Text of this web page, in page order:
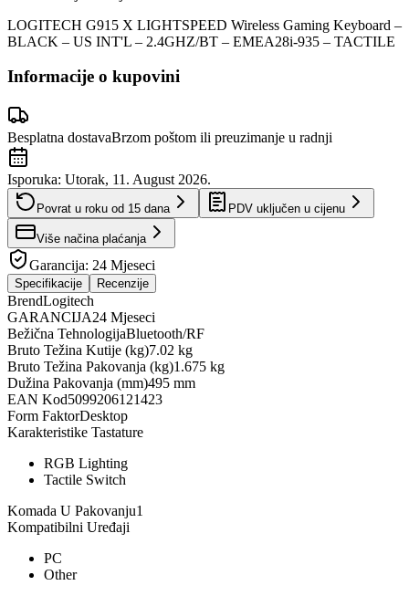
LOGITECH G915 X LIGHTSPEED Wireless Gaming Keyboard –
BLACK – US INT'L – 2.4GHZ/BT – EMEA28i-935 – TACTILE
Informacije o kupovini
Besplatna dostavaBrzom poštom ili preuzimanje u radnji
Isporuka: Utorak, 11. August 2026.
Povrat u roku od 15 dana PDV uključen u cijenu
Više načina plaćanja
Garancija: 24 Mjeseci
Specifikacije Recenzije
BrendLogitech
GARANCIJA24 Mjeseci
Bežična TehnologijaBluetooth/RF
Bruto Težina Kutije (kg)7.02 kg
Bruto Težina Pakovanja (kg)1.675 kg
Dužina Pakovanja (mm)495 mm
EAN Kod5099206121423
Form FaktorDesktop
Karakteristike Tastature
RGB Lighting
Tactile Switch
Komada U Pakovanju1
Kompatibilni Uređaji
PC
Other